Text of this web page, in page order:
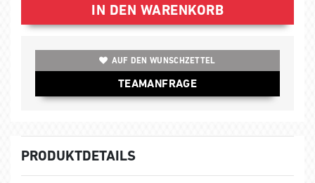
IN DEN WARENKORB
AUF DEN WUNSCHZETTEL
TEAMANFRAGE
PRODUKTDETAILS